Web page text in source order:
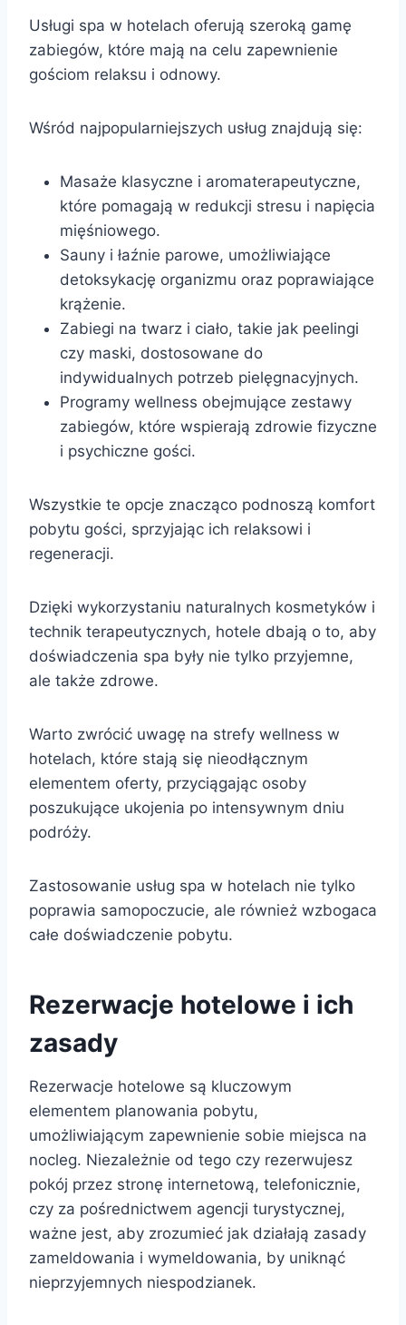
Usługi spa w hotelach oferują szeroką gamę
zabiegów, które mają na celu zapewnienie
gościom relaksu i odnowy.
Wśród najpopularniejszych usług znajdują się:
Masaże klasyczne i aromaterapeutyczne,
które pomagają w redukcji stresu i napięcia
mięśniowego.
Sauny i łaźnie parowe, umożliwiające
detoksykację organizmu oraz poprawiające
krążenie.
Zabiegi na twarz i ciało, takie jak peelingi
czy maski, dostosowane do
indywidualnych potrzeb pielęgnacyjnych.
Programy wellness obejmujące zestawy
zabiegów, które wspierają zdrowie fizyczne
i psychiczne gości.
Wszystkie te opcje znacząco podnoszą komfort
pobytu gości, sprzyjając ich relaksowi i
regeneracji.
Dzięki wykorzystaniu naturalnych kosmetyków i
technik terapeutycznych, hotele dbają o to, aby
doświadczenia spa były nie tylko przyjemne,
ale także zdrowe.
Warto zwrócić uwagę na strefy wellness w
hotelach, które stają się nieodłącznym
elementem oferty, przyciągając osoby
poszukujące ukojenia po intensywnym dniu
podróży.
Zastosowanie usług spa w hotelach nie tylko
poprawia samopoczucie, ale również wzbogaca
całe doświadczenie pobytu.
Rezerwacje hotelowe i ich
zasady
Rezerwacje hotelowe są kluczowym
elementem planowania pobytu,
umożliwiającym zapewnienie sobie miejsca na
nocleg. Niezależnie od tego czy rezerwujesz
pokój przez stronę internetową, telefonicznie,
czy za pośrednictwem agencji turystycznej,
ważne jest, aby zrozumieć jak działają zasady
zameldowania i wymeldowania, by uniknąć
nieprzyjemnych niespodzianek.